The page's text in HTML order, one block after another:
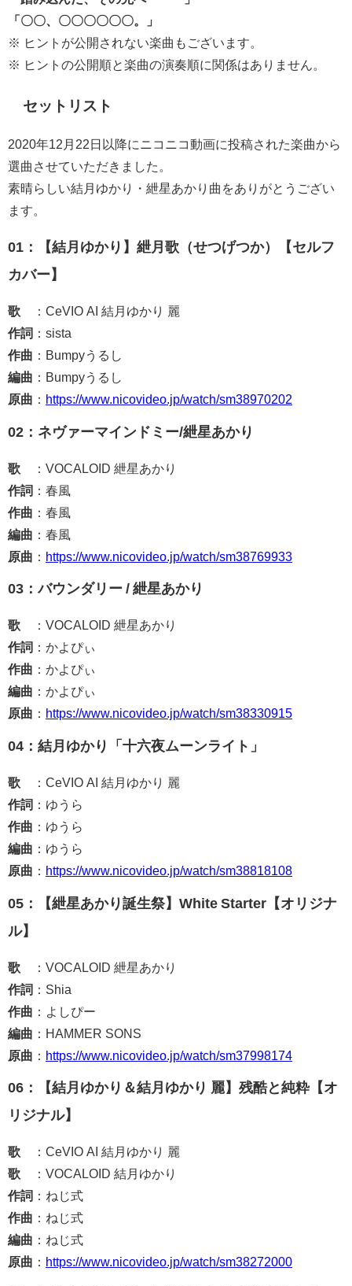
「〇〇、〇〇〇〇〇〇。」
※ ヒントが公開されない楽曲もございます。
※ ヒントの公開順と楽曲の演奏順に関係はありません。
セットリスト
2020年12月22日以降にニコニコ動画に投稿された楽曲から
選曲させていただきました。
素晴らしい結月ゆかり・紲星あかり曲をありがとうござい
ます。
01：【結月ゆかり】紲月歌（せつげつか）【セルフ
カバー】
歌
：CeVIO AI 結月ゆかり 麗
作詞 ：sista
作曲 ：Bumpyうるし
編曲 ：Bumpyうるし
原曲 ： https://www.nicovideo.jp/watch/sm38970202
02：ネヴァーマインドミー/紲星あかり
歌
：VOCALOID 紲星あかり
作詞 ：春風
作曲 ：春風
編曲 ：春風
原曲 ： https://www.nicovideo.jp/watch/sm38769933
03：バウンダリー / 紲星あかり
歌
：VOCALOID 紲星あかり
作詞 ：かよぴぃ
作曲 ：かよぴぃ
編曲 ：かよぴぃ
原曲 ： https://www.nicovideo.jp/watch/sm38330915
04：結月ゆかり「十六夜ムーンライト」
歌
：CeVIO AI 結月ゆかり 麗
作詞 ：ゆうら
作曲 ：ゆうら
編曲 ：ゆうら
原曲 ： https://www.nicovideo.jp/watch/sm38818108
05：【紲星あかり誕生祭】White Starter【オリジナ
ル】
歌
：VOCALOID 紲星あかり
作詞 ：Shia
作曲 ：よしぴー
編曲 ：HAMMER SONS
原曲 ： https://www.nicovideo.jp/watch/sm37998174
06：【結月ゆかり＆結月ゆかり 麗】残酷と純粋【オ
リジナル】
歌
：CeVIO AI 結月ゆかり 麗
歌
：VOCALOID 結月ゆかり
作詞 ：ねじ式
作曲 ：ねじ式
編曲 ：ねじ式
原曲 ： https://www.nicovideo.jp/watch/sm38272000